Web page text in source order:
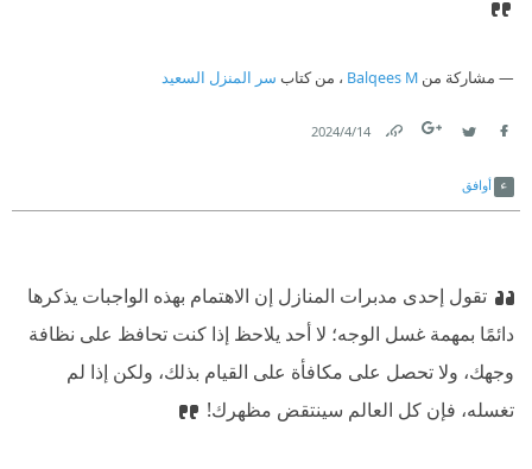
مشاركة من Balqees M ، من كتاب سر المنزل السعيد
14‏/4‏/2024
أوافق
تقول إحدى مدبرات المنازل إن الاهتمام بهذه الواجبات يذكرها
دائمًا بمهمة غسل الوجه؛ لا أحد يلاحظ إذا كنت تحافظ على نظافة
وجهك، ولا تحصل على مكافأة على القيام بذلك، ولكن إذا لم
تغسله، فإن كل العالم سينتقض مظهرك!